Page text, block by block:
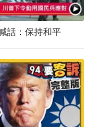
話：保持和平